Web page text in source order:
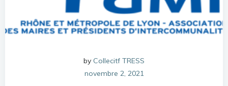
by Collecitf TRESS
novembre 2, 2021